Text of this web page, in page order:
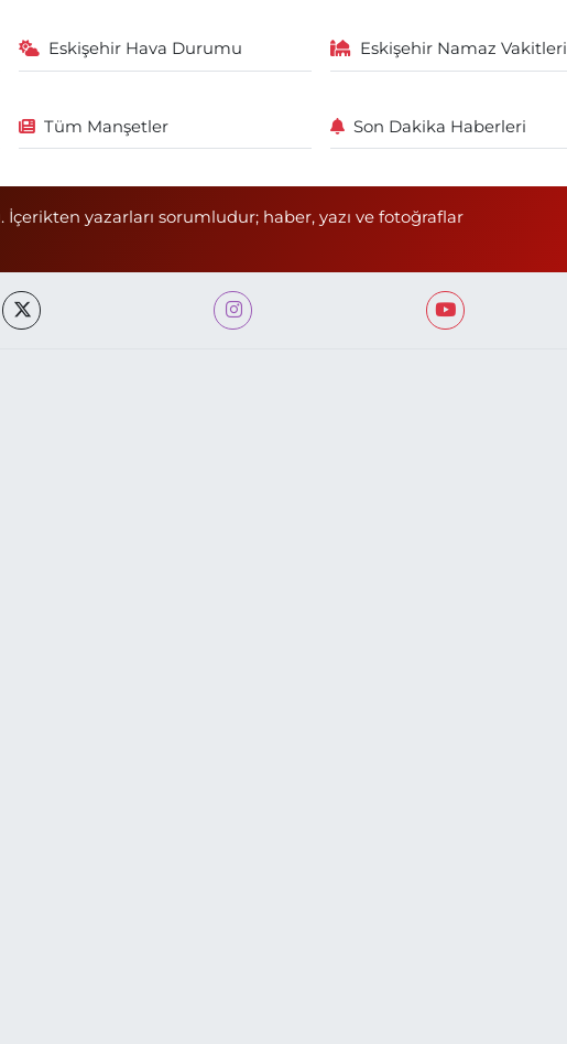
Eskişehir Hava Durumu Eskişehir Namaz Vakitleri
Tüm Manşetler Son Dakika Haberleri
İçerikten yazarları sorumludur; haber, yazı ve fotoğraflar